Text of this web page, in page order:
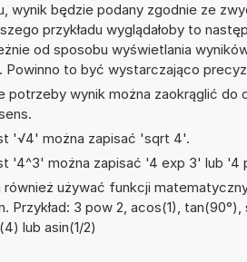
wynik będzie podany zgodnie ze
przykładu wyglądałoby to
od sposobu wyświetlania
Powinno to być wystarczająco
potrzeby wynik można zaokrąglić do
'√4' można zapisać 'sqrt 4'.
'4^3' można zapisać '4 exp 3' lub '4
również używać funkcji
Przykład: 3 pow 2, acos(1),
lub asin(1/2)